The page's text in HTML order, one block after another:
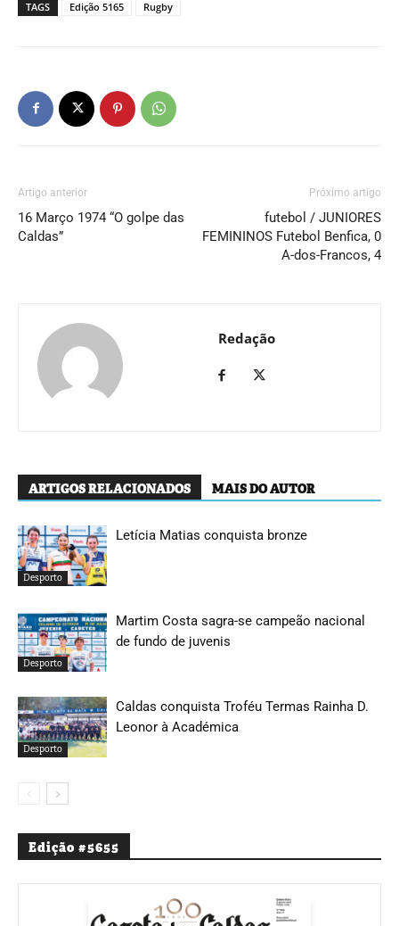
TAGS Edição 5165 Rugby
Artigo anterior
16 Março 1974 “O golpe das
Caldas”
Próximo artigo
futebol / JUNIORES
FEMININOS Futebol Benfica, 0
A-dos-Francos, 4
Redação
ARTIGOS RELACIONADOS MAIS DO AUTOR
Desporto
Letícia Matias conquista bronze
Desporto
Martim Costa sagra-se campeão nacional
de fundo de juvenis
Desporto
Caldas conquista Troféu Termas Rainha D.
Leonor à Académica
Edição #5655